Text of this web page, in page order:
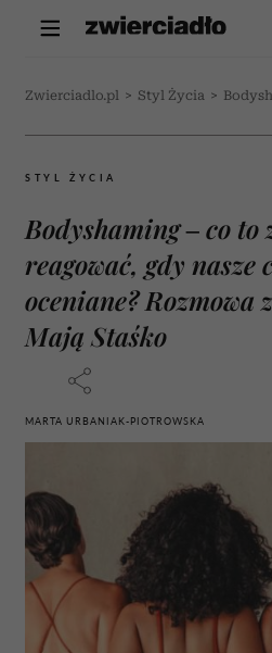
Zwierciadlo.pl > Styl Życia >
STYL ŻYCIA
Bodyshaming – co
reagować, gdy nasze
oceniane? Rozmowa
Mają Staśko
MARTA URBANIAK-PIOTROWSKA